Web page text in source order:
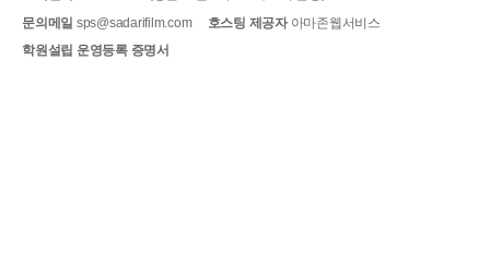
문의메일 sps@sadarifilm.com 호스팅 제공자아마존웹서비스
학원설립 운영등록 증명서